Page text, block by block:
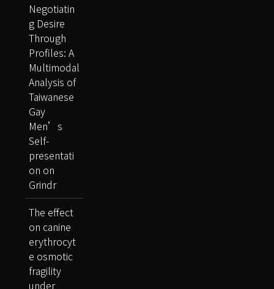
Negotiatin
g Desire
Through
Profiles: A
Multimodal
Analysis of
Taiwanese
Gay
Men’s
Self-
presentati
on on
Grindr
The effect
on canine
erythrocyt
e osmotic
fragility
under